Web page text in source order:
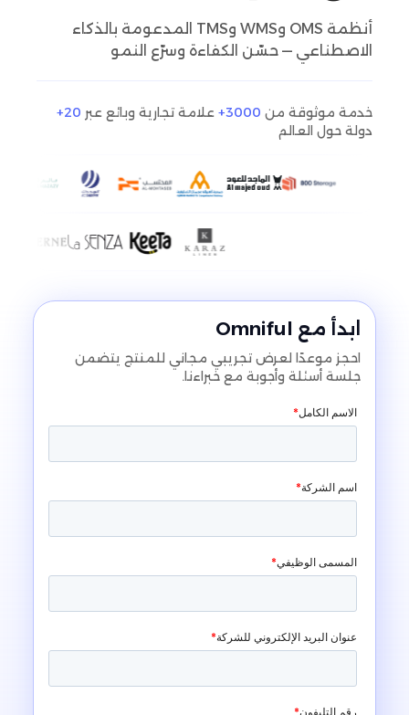
أنظمة OMS وWMS وTMS المدعومة بالذكاء
الاصطناعي — حسّن الكفاءة وسرّع النمو
خدمة موثوقة من 3000+ علامة تجارية وبائع عبر 20+
دولة حول العالم
ابدأ مع Omniful
احجز موعدًا لعرض تجريبي مجاني للمنتج يتضمن
جلسة أسئلة وأجوبة مع خبراءنا.